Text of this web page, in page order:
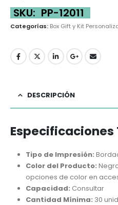
SKU: PP-12011
Categorías: Box Gift y Kit
DESCRIPCIÓN
Especificaciones
Tipo de Impresión:
Color del Producto:
opciones de color en
Capacidad: Consultar
Cantidad Mínima: 30